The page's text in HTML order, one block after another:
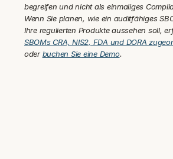
begreifen und nicht als einmaliges
Wenn Sie planen, wie ein auditfähiges
Ihre regulierten Produkte aussehen soll,
SBOMs CRA, NIS2, FDA und DORA
oder buchen Sie eine Demo.